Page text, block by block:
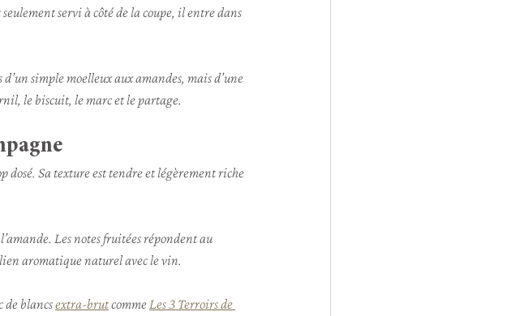
servi à côté de la coupe, il entre dans
simple moelleux aux amandes, mais d’une
le biscuit, le marc et le partage.
dosé. Sa texture est tendre et légèrement riche
Les notes fruitées répondent au
aromatique naturel avec le vin.
de blancs extra-brut comme Les 3 Terroirs de